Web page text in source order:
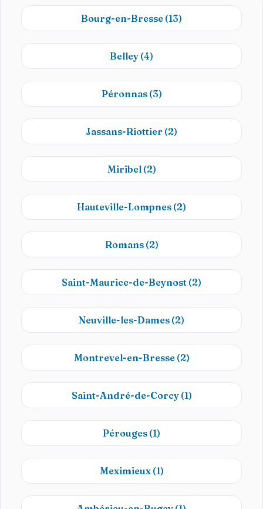
Bourg-en-Bresse (13)
Belley (4)
Péronnas (3)
Jassans-Riottier (2)
Miribel (2)
Hauteville-Lompnes (2)
Romans (2)
Saint-Maurice-de-Beynost (2)
Neuville-les-Dames (2)
Montrevel-en-Bresse (2)
Saint-André-de-Corcy (1)
Pérouges (1)
Meximieux (1)